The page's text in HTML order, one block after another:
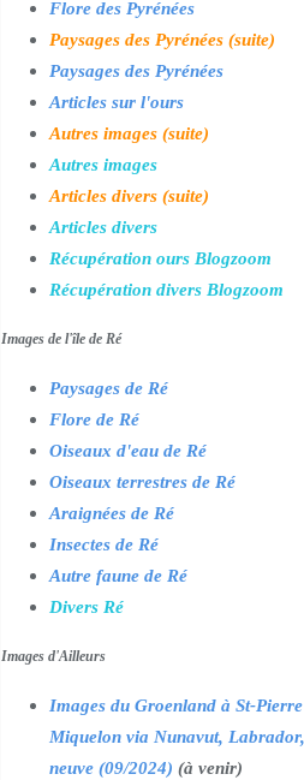
Flore des Pyrénées
Paysages des Pyrénées (suite)
Paysages des Pyrénées
Articles sur l'ours
Autres images (suite)
Autres images
Articles divers (suite)
Articles divers
Récupération ours Blogzoom
Récupération divers Blogzoom
Images de l'île de Ré
Paysages de Ré
Flore de Ré
Oiseaux d'eau de Ré
Oiseaux terrestres de Ré
Araignées de Ré
Insectes de Ré
Autre faune de Ré
Divers Ré
Images d'Ailleurs
Images du Groenland à St-
Miquelon via Nunavut,
neuve (09/2024) (à venir)